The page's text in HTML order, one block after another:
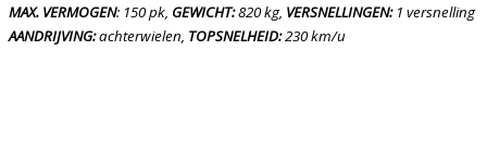
MAX. VERMOGEN: 150 pk, GEWICHT:820 kg, VERSNELLINGEN:1 versnelling
AANDRIJVING:achterwielen, TOPSNELHEID:230 km/u